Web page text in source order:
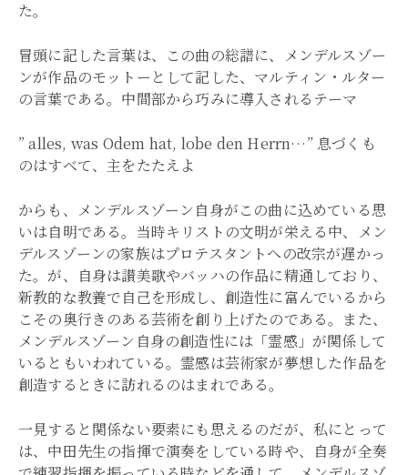
た。
冒頭に記した言葉は、この曲の総譜に、メンデルスゾー
ンが作品のモットーとして記した、マルティン・ルター
の言葉である。中間部から巧みに導入されるテーマ
” alles, was Odem hat, lobe den Herrn…” 息づくも
のはすべて、主をたたえよ
からも、メンデルスゾーン自身がこの曲に込めている思
いは自明である。当時キリストの文明が栄える中、メン
デルスゾーンの家族はプロテスタントへの改宗が遅かっ
た。が、自身は讃美歌やバッハの作品に精通しており、
新教的な教養で自己を形成し、創造性に富んでいるから
こその奥行きのある芸術を創り上げたのである。また、
メンデルスゾーン自身の創造性には「霊感」が関係して
いるともいわれている。霊感は芸術家が夢想した作品を
創造するときに訪れるのはまれである。
一見すると関係ない要素にも思えるのだが、私にとって
は、中田先生の指揮で演奏をしている時や、自身が全奏